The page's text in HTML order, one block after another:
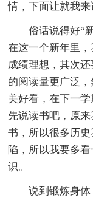
情，下面让就我
俗话说得好“
在这一个新年里
成绩理想，其次
的阅读量更广泛
美好看，在下一
先说读书吧，原
书，所以很多历
陷，所以我要多
识。
说到锻炼身